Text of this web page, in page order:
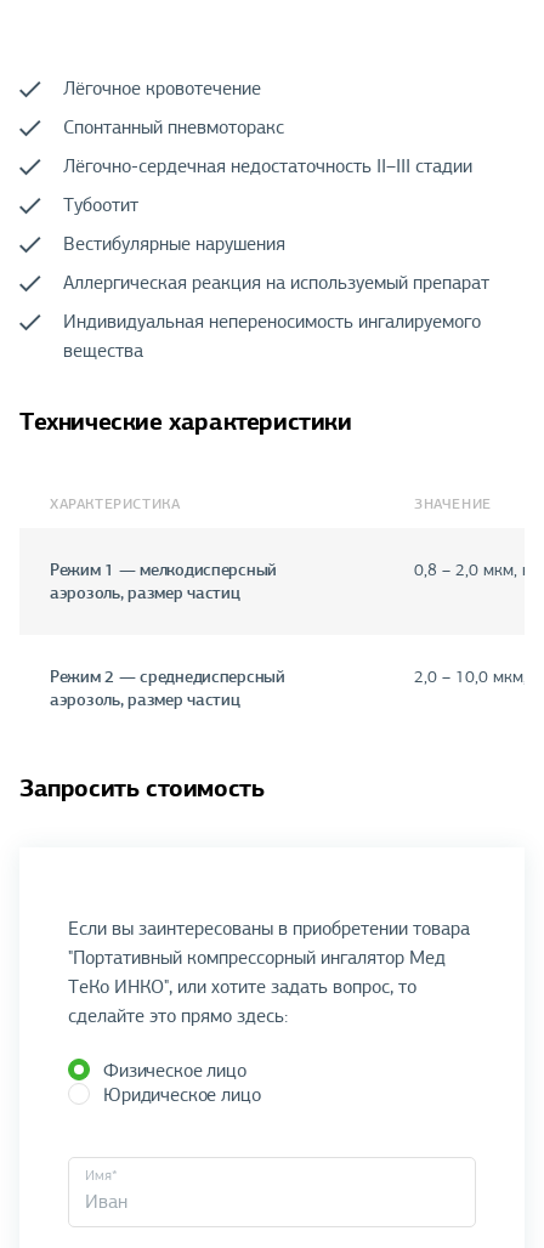
Лёгочное кровотечение
Спонтанный пневмоторакс
Лёгочно-сердечная недостаточность II–III стадии
Тубоотит
Вестибулярные нарушения
Аллергическая реакция на используемый препарат
Индивидуальная непереносимость ингалируемого
вещества
Технические характеристики
ХАРАКТЕРИСТИКА ЗНАЧЕНИЕ
Режим 1 — мелкодисперсный
аэрозоль, размер частиц
0,8 – 2,0 мкм, не
Режим 2 — среднедисперсный
аэрозоль, размер частиц
2,0 – 10,0 мкм,
Запросить стоимость
Если вы заинтересованы в приобретении товара
"Портативный компрессорный ингалятор Мед
ТеКо ИНКО", или хотите задать вопрос, то
сделайте это прямо здесь:
Физическое лицо
Юридическое лицо
Имя*